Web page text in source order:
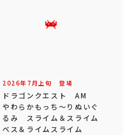
2026年 7 月 上旬 登場
ドラゴンクエスト AM
やわらかもっち～りぬいぐ
るみ スライム＆スライム
ベス＆ライムスライム